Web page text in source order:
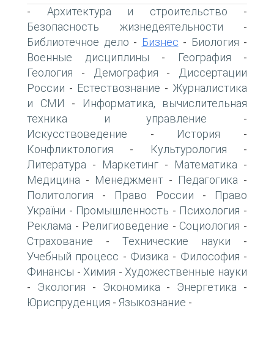
- Архитектура и строительство -
Безопасность жизнедеятельности -
Библиотечное дело - Бизнес - Биология -
Военные дисциплины - География -
Геология - Демография -
Диссертации
России - Естествознание - Журналистика
и СМИ -
Информатика, вычислительная
техника и управление -
Искусствоведение - История -
Конфликтология - Культурология -
Литература - Маркетинг - Математика -
Медицина - Менеджмент - Педагогика -
Политология - Право России -
Право
України - Промышленность - Психология -
Реклама - Религиоведение - Социология -
Страхование - Технические науки -
Учебный процесс - Физика - Философия -
Финансы - Химия - Художественные науки
- Экология - Экономика - Энергетика -
Юриспруденция - Языкознание -